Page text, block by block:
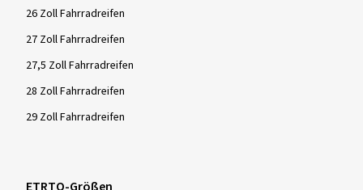
26 Zoll Fahrradreifen
27 Zoll Fahrradreifen
27,5 Zoll Fahrradreifen
28 Zoll Fahrradreifen
29 Zoll Fahrradreifen